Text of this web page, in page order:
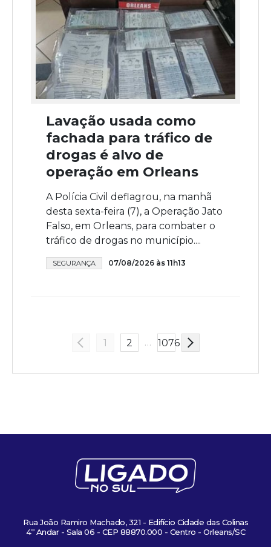
Lavação usada como
fachada para tráfico de
drogas é alvo de
operação em Orleans
A Polícia Civil deflagrou, na manhã
desta sexta-feira (7), a Operação Jato
Falso, em Orleans, para combater o
tráfico de drogas no município....
SEGURANÇA 07/08/2026 às 11h13
1 2 … 1076
Rua João Ramiro Machado, 321 - Edifício Cidade das Colinas
4º Andar - Sala 06 - CEP 88870.000 - Centro - Orleans/SC